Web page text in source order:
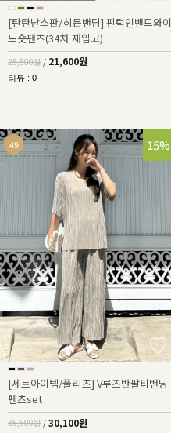
[탄탄난스판/히든밴딩] 핀턱인밴드와이
드숏팬츠(34차 재입고)
25,500원 / 21,600원
리뷰 : 0
15%
[세트아이템/플리츠] V루즈반팔티밴딩
팬츠set
35,500원 / 30,100원